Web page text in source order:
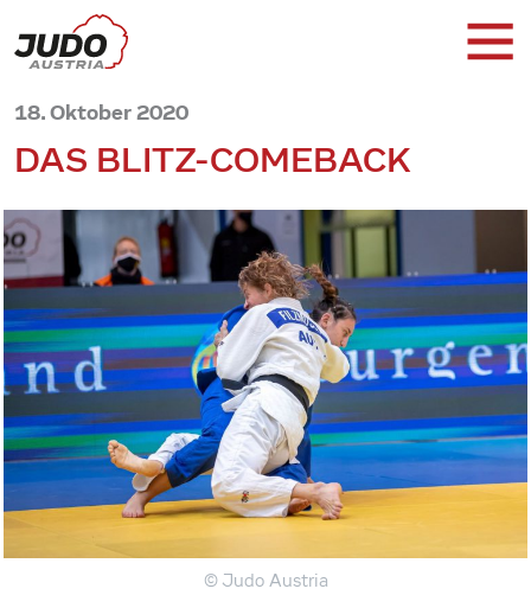
18. Oktober 2020
DAS BLITZ-COMEBACK
© Judo Austria